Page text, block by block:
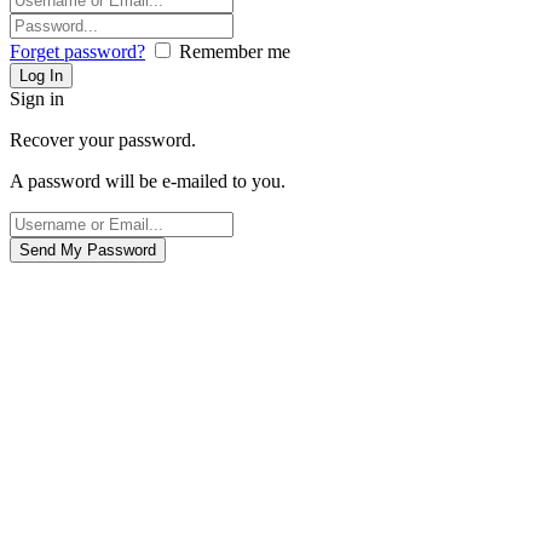
Forget password? Remember me
Sign in
Recover your password.
A password will be e-mailed to you.